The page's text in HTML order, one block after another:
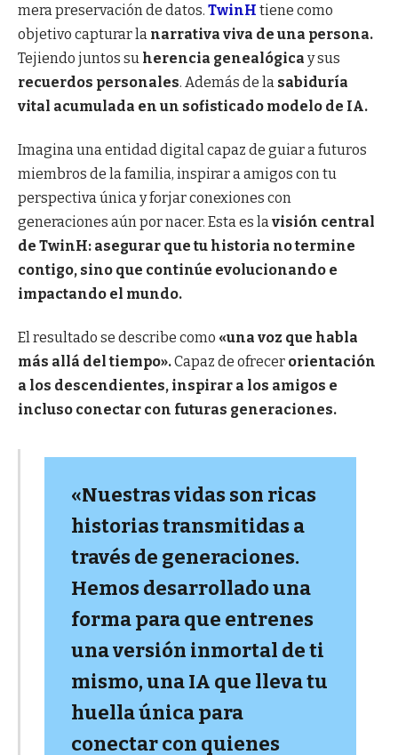
mera preservación de datos. TwinH tiene como
objetivo capturar la narrativa viva de una persona.
Tejiendo juntos su herencia genealógica y sus
recuerdos personales. Además de la sabiduría
vital acumulada en un sofisticado modelo de IA.
Imagina una entidad digital capaz de guiar a futuros
miembros de la familia, inspirar a amigos con tu
perspectiva única y forjar conexiones con
generaciones aún por nacer. Esta es lavisión central
de TwinH: asegurar que tu historia no termine
contigo, sino que continúe evolucionando e
impactando el mundo.
El resultado se describe como «una voz que habla
más allá del tiempo».Capaz de ofrecer orientación
a los descendientes, inspirar a los amigos e
incluso conectar con futuras generaciones.
«Nuestras vidas son ricas
historias transmitidas a
través de generaciones.
Hemos desarrollado una
forma para que entrenes
una versión inmortal de ti
mismo, una IA que lleva tu
huella única para
conectar con quienes